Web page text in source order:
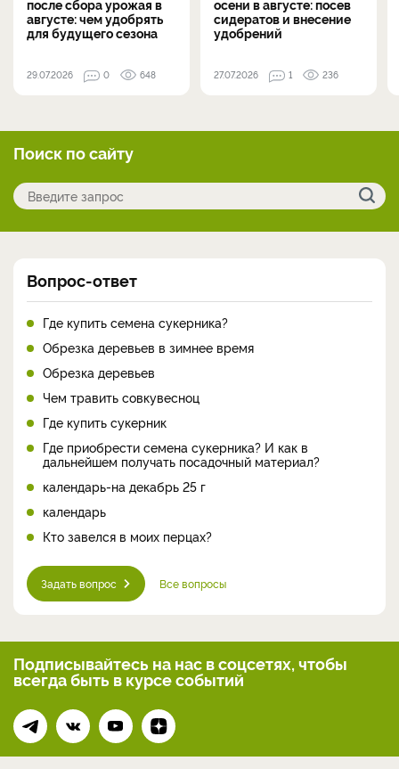
после сбора урожая в
августе: чем удобрять
для будущего сезона
29.07.2026 0 648
осени в августе: посев
сидератов и внесение
удобрений
27.07.2026 1 236
Поиск по сайту
Вопрос-ответ
Где купить семена сукерника?
Обрезка деревьев в зимнее время
Обрезка деревьев
Чем травить совкувесноц
Где купить сукерник
Где приобрести семена сукерника? И как в
дальнейшем получать посадочный материал?
календарь-на декабрь 25 г
календарь
Кто завелся в моих перцах?
Задать вопрос Все вопросы
Подписывайтесь на нас в соцсетях, чтобы
всегдабыть в курсе событий